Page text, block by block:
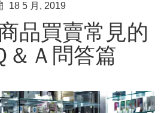
18 5 月, 2019
品買賣常見的
＆Ａ問答篇